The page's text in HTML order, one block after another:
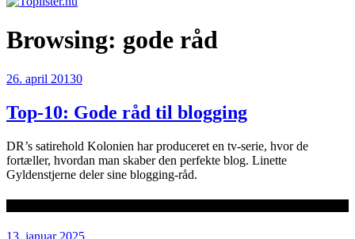
Browsing: gode råd
26. april 20130
Top-10: Gode råd til blogging
DR’s satirehold Kolonien har produceret en tv-serie, hvor de
fortæller, hvordan man skaber den perfekte blog. Linette
Gyldenstjerne deler sine blogging-råd.
13. januar 2025